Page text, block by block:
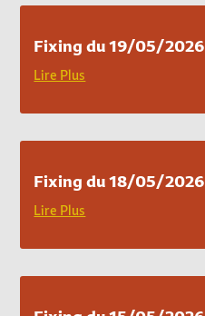
Fixing du 19/05/2026
Lire Plus
Fixing du 18/05/2026
Lire Plus